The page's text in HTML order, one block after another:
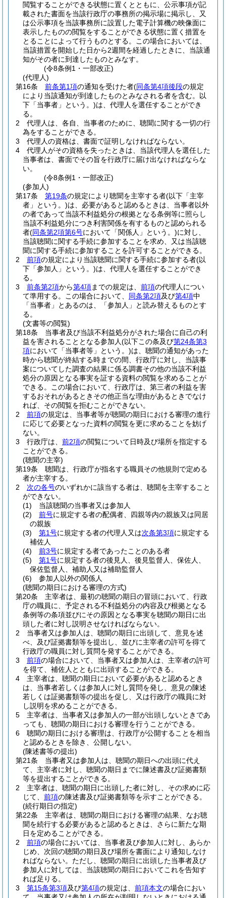
閲覧することができる状態に置くとともに、公示事項が記
載された書面を当該行政庁の事務所の掲示場に掲示し、又
は公示事項を当該事務所に設置した電子計算機の映像面に
表示したものの閲覧をすることができる状態に置く措置を
とることによって行うものとする。
この場合においては、
当該措置を開始した日から2週間を経過したときに、当該通
知がその者に到達したものとみなす。
(令8条例1・一部改正)
(代理人)
第16条
前条第1項の通知を受けた者(同条第4項後段の規定
により当該通知が到達したものとみなされる者を含む。以
下「当事者」という。)は、代理人を選任することができ
る。
2
代理人は、各自、当事者のために、聴聞に関する一切の行
為をすることができる。
3
代理人の資格は、書面で証明しなければならない。
4
代理人がその資格を失ったときは、当該代理人を選任した
当事者は、書面でその旨を行政庁に届け出なければならな
い。
(令8条例1・一部改正)
(参加人)
第17条
第19条の規定により聴聞を主宰する者(以下「主宰
者」という。)は、必要があると認めるときは、当事者以外
の者であって当該不利益処分の根拠となる条例等に照らし
当該不利益処分につき利害関係を有するものと認められる
者(同条第2項第6号において「関係人」という。)に対し、
当該聴聞に関する手続に参加することを求め、又は当該聴
聞に関する手続に参加することを許可することができる。
2
前項の規定により当該聴聞に関する手続に参加する者(以
下「参加人」という。)は、代理人を選任することができ
る。
3
前条第2項から第4項までの規定は、 前項の代理人につい
て準用する。
この場合において、 同条第2項及び第4項中
「当事者」とあるのは、「参加人」と読み替えるものとす
る。
(文書等の閲覧)
第18条
当事者及び当該不利益処分がされた場合に自己の利
益を害されることとなる参加人(以下この条及び第24条第3
項において「当事者等」という。)は、聴聞の通知があった
時から聴聞が終結する時までの間、行政庁に対し、当該事
案についてした調査の結果に係る調書その他の当該不利益
処分の原因となる事実を証する資料の閲覧を求めることが
できる。
この場合において、行政庁は、第三者の利益を害
するおそれがあるときその他正当な理由があるときでなけ
れば、その閲覧を拒むことができない。
2
前項の規定は、当事者等が聴聞の期日における審理の進行
に応じて必要となった資料の閲覧を更に求めることを妨げ
ない。
3
行政庁は、 前2項の閲覧について日時及び場所を指定する
ことができる。
(聴聞の主宰)
第19条
聴聞は、行政庁が指名する職員その他規則で定める
者が主宰する。
2
次の各号のいずれかに該当する者は、聴聞を主宰すること
ができない。
(1)
当該聴聞の当事者又は参加人
(2)
前号に規定する者の配偶者、四親等内の親族又は同居
の親族
(3)
第1号に規定する者の代理人又は次条第3項に規定する
補佐人
(4)
前3号に規定する者であったことのある者
(5)
第1号に規定する者の後見人、後見監督人、保佐人、
保佐監督人、補助人又は補助監督人
(6)
参加人以外の関係人
(聴聞の期日における審理の方式)
第20条
主宰者は、最初の聴聞の期日の冒頭において、行政
庁の職員に、予定される不利益処分の内容及び根拠となる
条例等の条項並びにその原因となる事実を聴聞の期日に出
頭した者に対し説明させなければならない。
2
当事者又は参加人は、聴聞の期日に出頭して、意見を述
べ、及び証拠書類等を提出し、並びに主宰者の許可を得て
行政庁の職員に対し質問を発することができる。
3
前項の場合において、当事者又は参加人は、主宰者の許可
を得て、補佐人とともに出頭することができる。
4
主宰者は、聴聞の期日において必要があると認めるとき
は、当事者若しくは参加人に対し質問を発し、意見の陳述
若しくは証拠書類等の提出を促し、又は行政庁の職員に対
し説明を求めることができる。
5
主宰者は、当事者又は参加人の一部が出頭しないときであ
っても、聴聞の期日における審理を行うことができる。
6
聴聞の期日における審理は、行政庁が公開することを相当
と認めるときを除き、公開しない。
(陳述書等の提出)
第21条
当事者又は参加人は、聴聞の期日への出頭に代え
て、主宰者に対し、聴聞の期日までに陳述書及び証拠書類
等を提出することができる。
2
主宰者は、聴聞の期日に出頭した者に対し、その求めに応
じて、 前項の陳述書及び証拠書類等を示すことができる。
(続行期日の指定)
第22条
主宰者は、聴聞の期日における審理の結果、なお聴
聞を続行する必要があると認めるときは、さらに新たな期
日を定めることができる。
2
前項の場合においては、当事者及び参加人に対し、あらか
じめ、次回の聴聞の期日及び場所を書面により通知しなけ
ればならない。 ただし、聴聞の期日に出頭した当事者及び
参加人に対しては、当該聴聞の期日においてこれを告知す
れば足りる。
3
第15条第3項及び第4項の規定は、 前項本文の場合におい